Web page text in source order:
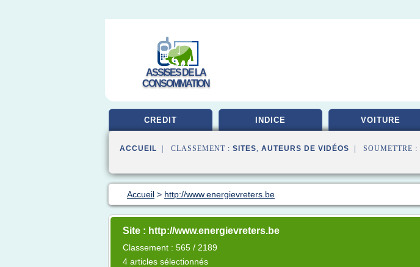
ASSISES DE LA
CONSOMMATION
CREDIT INDICE VOITURE
ACCUEIL | CLASSEMENT : SITES, AUTEURS DE VIDÉOS | SOUMETTRE :
Accueil > http://www.energievreters.be
Site : http://www.energievreters.be
Classement : 565 / 2189
4 articles sélectionnés